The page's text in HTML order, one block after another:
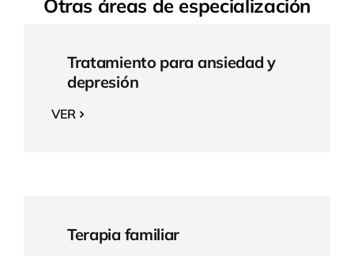
Otras áreas de especialización
Tratamiento para ansiedad y
depresión
VER
Terapia familiar